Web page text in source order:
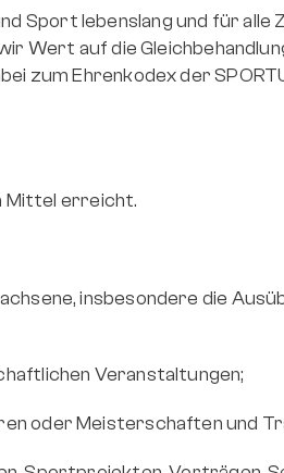
Sport lebenslang und für alle
Wert auf die
zum Ehrenkodex der
Mittel erreicht.
insbesondere die
Veranstaltungen;
oder Meisterschaften und